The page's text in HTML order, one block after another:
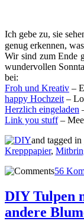
Ich gebe zu, sie
genug erkennen,
Wir sind zum Ende
wundervollen
bei:
Froh und Kreativ –
happy Hochzeit–
Herzlich eingeladen
Link you stuff–
and tagged in
Krepppapier,
56
DIY Tulpen
andere